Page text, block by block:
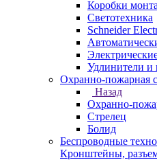
Коробки
Светотехника
Schneider
Удлинители
Охранно-пожарная
Назад
Охранно-
Стрелец
Болид
Беспроводные
Кронштейны,